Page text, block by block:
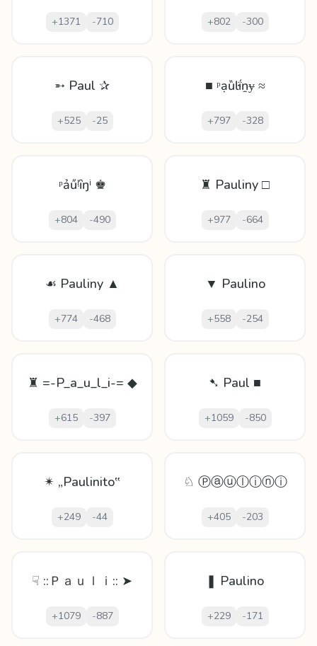
+1371 -710 +802 -300
➵ Paul ✰
+525 -25
■ ᵖạȕŀḯṉɏ ≈
+797 -328
ᵖảűᶪȋŋⁱ ♚
+804 -490
♜ Pauliny □
+977 -664
☙ Pauliny ▲
+774 -468
▼ Paulino
+558 -254
♜ =-P_a_u_l_i-= ◆
+615 -397
➷ Paul ■
+1059 -850
✴ „Paulinito‟
+249 -44
♘ Ⓟⓐⓤⓛⓘⓝⓘ
+405 -203
☟ ::Ｐａｕｌｉ:: ➤
+1079 -887
❚ Paulino
+229 -171